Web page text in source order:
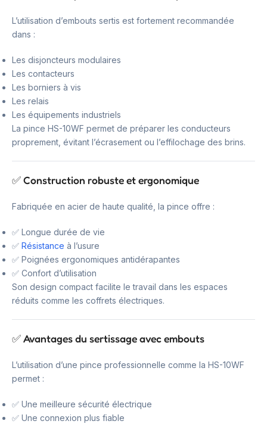
L’utilisation d’embouts sertis est fortement recommandée
dans :
Les disjoncteurs modulaires
Les contacteurs
Les borniers à vis
Les relais
Les équipements industriels
La pince HS-10WF permet de préparer les conducteurs
proprement, évitant l’écrasement ou l’effilochage des brins.
✅ Construction robuste et ergonomique
Fabriquée en acier de haute qualité, la pince offre :
✅ Longue durée de vie
✅ Résistance à l’usure
✅ Poignées ergonomiques antidérapantes
✅ Confort d’utilisation
Son design compact facilite le travail dans les espaces
réduits comme les coffrets électriques.
✅ Avantages du sertissage avec embouts
L’utilisation d’une pince professionnelle comme la HS-10WF
permet :
✅ Une meilleure sécurité électrique
✅ Une connexion plus fiable